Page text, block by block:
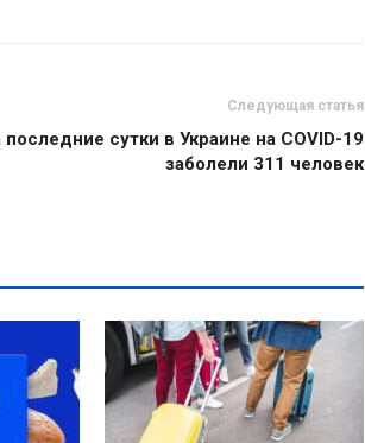
Следующая статья
последние сутки в Украине на COVID-19
заболели 311 человек